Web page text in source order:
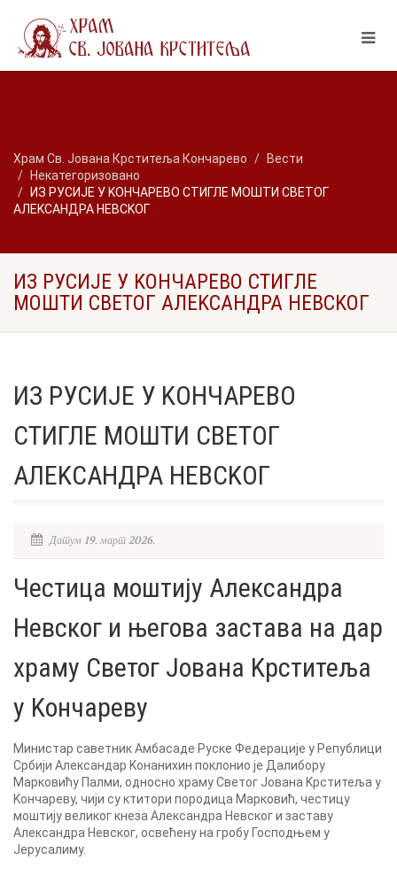
Храм Св. Јована Крститеља Кончарево
Вести
Некатегоризовано
ИЗ РУСИЈЕ У KОНЧАРЕВО СТИГЛЕ МОШТИ СВЕТОГ
АЛЕKСАНДРА НЕВСKОГ
ИЗ РУСИЈЕ У KОНЧАРЕВО СТИГЛЕ
МОШТИ СВЕТОГ АЛЕKСАНДРА НЕВСKОГ
ИЗ РУСИЈЕ У KОНЧАРЕВО
СТИГЛЕ МОШТИ СВЕТОГ
АЛЕKСАНДРА НЕВСKОГ
Датум 19. март 2026.
Честица моштију Александра
Невског и његова застава на дар
храму Светог Јована Kрститеља
у Kончареву
Министар саветник Амбасаде Руске Федерације у Републици
Србији Александар Kонанихин поклонио је Далибору
Марковићу Палми, односно храму Светог Јована Kрститеља у
Kончареву, чији су ктитори породица Марковић, честицу
моштију великог кнеза Александра Невског и заставу
Александра Невског, освећену на гробу Господњем у
Јерусалиму.